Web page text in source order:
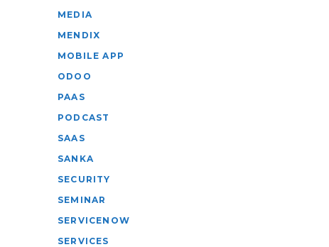
MEDIA
MENDIX
MOBILE APP
ODOO
PAAS
PODCAST
SAAS
SANKA
SECURITY
SEMINAR
SERVICENOW
SERVICES